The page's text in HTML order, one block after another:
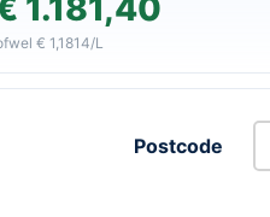
1.181,40
€ 1,1814/L
Postcode